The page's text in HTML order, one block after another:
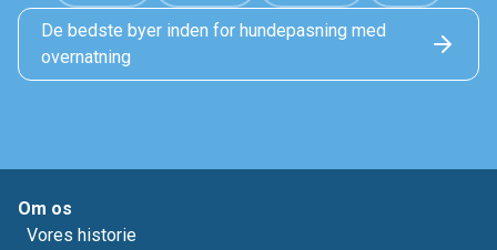
De bedste byer inden for hundepasning med
overnatning
Om os
Vores historie